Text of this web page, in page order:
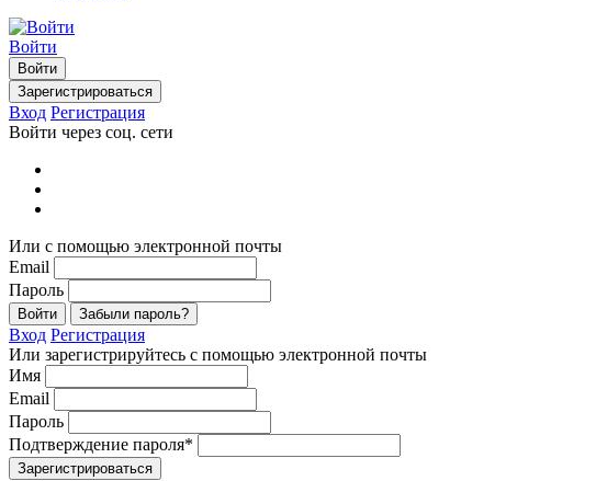
Войти
Войти
Зарегистрироваться
Вход Регистрация
Войти через соц. сети
Или с помощью электронной почты
Email
Пароль
Войти Забыли пароль?
Вход Регистрация
Или зарегистрируйтесь с помощью электронной почты
Имя
Email
Пароль
Подтверждение пароля*
Зарегистрироваться